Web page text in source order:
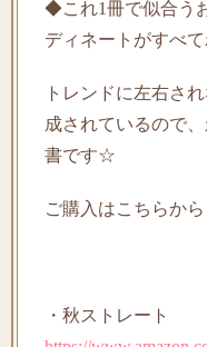
◆これ1冊で似合う
ディネートがすべ
トレンドに左右さ
成されているので
書です☆
ご購入はこちらから
・秋ストレート